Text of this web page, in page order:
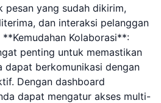
pesan yang sudah dikirim,
dan interaksi pelanggan
Kolaborasi**:
penting untuk memastikan
dapat berkomunikasi dengan
Dengan dashboard
dapat mengatur akses multi-